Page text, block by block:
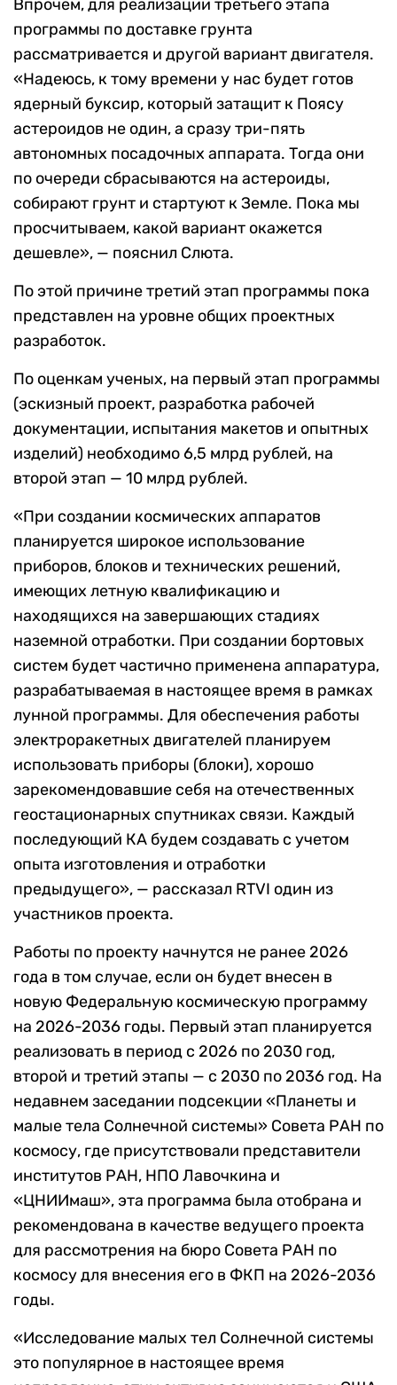
Впрочем, для реализации третьего этапа
программы по доставке грунта
рассматривается и другой вариант двигателя.
«Надеюсь, к тому времени у нас будет готов
ядерный буксир, который затащит к Поясу
астероидов не один, а сразу три-пять
автономных посадочных аппарата. Тогда они
по очереди сбрасываются на астероиды,
собирают грунт и стартуют к Земле. Пока мы
просчитываем, какой вариант окажется
дешевле», — пояснил Слюта.
По этой причине третий этап программы пока
представлен на уровне общих проектных
разработок.
По оценкам ученых, на первый этап программы
(эскизный проект, разработка рабочей
документации, испытания макетов и опытных
изделий) необходимо 6,5 млрд рублей, на
второй этап — 10 млрд рублей.
«При создании космических аппаратов
планируется широкое использование
приборов, блоков и технических решений,
имеющих летную квалификацию и
находящихся на завершающих стадиях
наземной отработки. При создании бортовых
систем будет частично применена аппаратура,
разрабатываемая в настоящее время в рамках
лунной программы. Для обеспечения работы
электроракетных двигателей планируем
использовать приборы (блоки), хорошо
зарекомендовавшие себя на отечественных
геостационарных спутниках связи. Каждый
последующий КА будем создавать с учетом
опыта изготовления и отработки
предыдущего», — рассказал RTVI один из
участников проекта.
Работы по проекту начнутся не ранее 2026
года в том случае, если он будет внесен в
новую Федеральную космическую программу
на 2026-2036 годы. Первый этап планируется
реализовать в период с 2026 по 2030 год,
второй и третий этапы — с 2030 по 2036 год. На
недавнем заседании подсекции «Планеты и
малые тела Солнечной системы» Совета РАН по
космосу, где присутствовали представители
институтов РАН, НПО Лавочкина и
«ЦНИИмаш», эта программа была отобрана и
рекомендована в качестве ведущего проекта
для рассмотрения на бюро Совета РАН по
космосу для внесения его в ФКП на 2026-2036
годы.
«Исследование малых тел Солнечной системы
это популярное в настоящее время